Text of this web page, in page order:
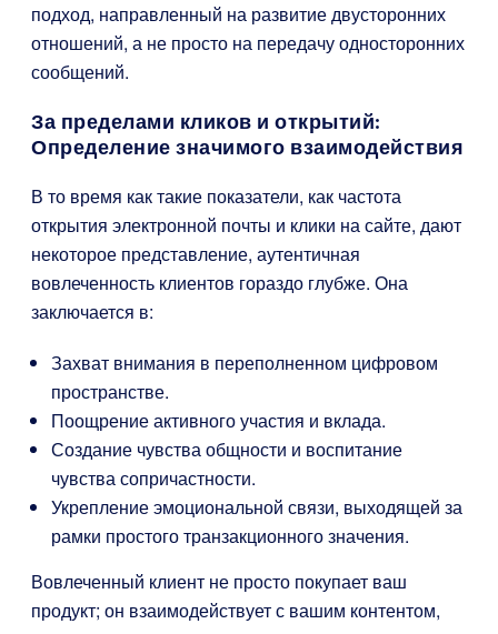
подход, направленный на развитие двусторонних
отношений, а не просто на передачу односторонних
сообщений.
За пределами кликов и открытий:
Определение значимого взаимодействия
В то время как такие показатели, как частота
открытия электронной почты и клики на сайте, дают
некоторое представление, аутентичная
вовлеченность клиентов гораздо глубже. Она
заключается в:
Захват внимания в переполненном цифровом
пространстве.
Поощрение активного участия и вклада.
Создание чувства общности и воспитание
чувства сопричастности.
Укрепление эмоциональной связи, выходящей за
рамки простого транзакционного значения.
Вовлеченный клиент не просто покупает ваш
продукт; он взаимодействует с вашим контентом,